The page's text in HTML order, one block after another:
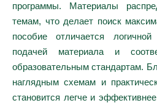
программы. Материалы
темам, что делает поиск
пособие отличается логичной
подачей материала и
образовательным стандартам.
наглядным схемам и
становится легче и